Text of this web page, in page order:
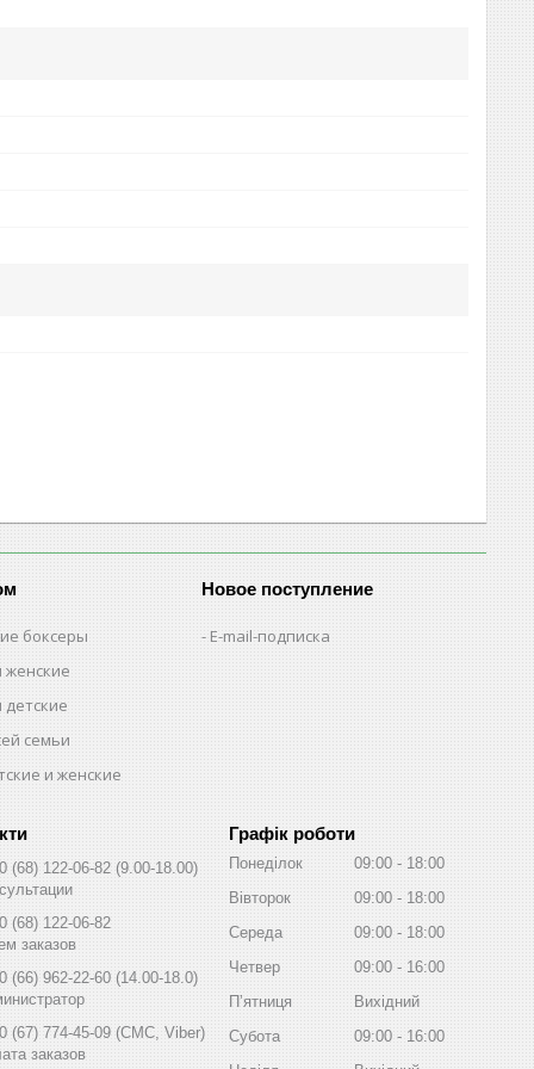
боксеры
женские
семьи
и женские
Новое поступление
E-mail-подписка
(68) 122-06-82 9.00-18.00
(68) 122-06-82
заказов
(66) 962-22-60
14.00-18.0
(67) 774-45-09 СМС, Viber
заказов
Графік роботи
Понеділок 09:00
18:00
Вівторок
09:00
18:00
Середа
09:00
18:00
Четвер
09:00
16:00
Пʼятниця
Вихідний
Субота
09:00
16:00